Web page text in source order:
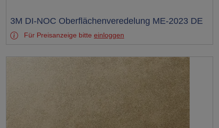
Test
3M DI-NOC Oberflächenveredelung ME-2023 DE
Für Preisanzeige bitte einloggen